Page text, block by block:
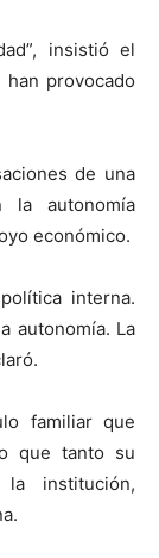
insistió el
provocado
de una
la autonomía
económico.
interna.
autonomía. La
familiar que
que tanto su
institución,